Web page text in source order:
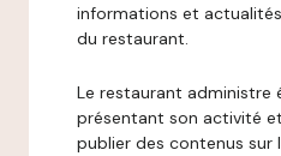
informations et
du restaurant.
Le restaurant administre
présentant son activité
publier des contenus sur